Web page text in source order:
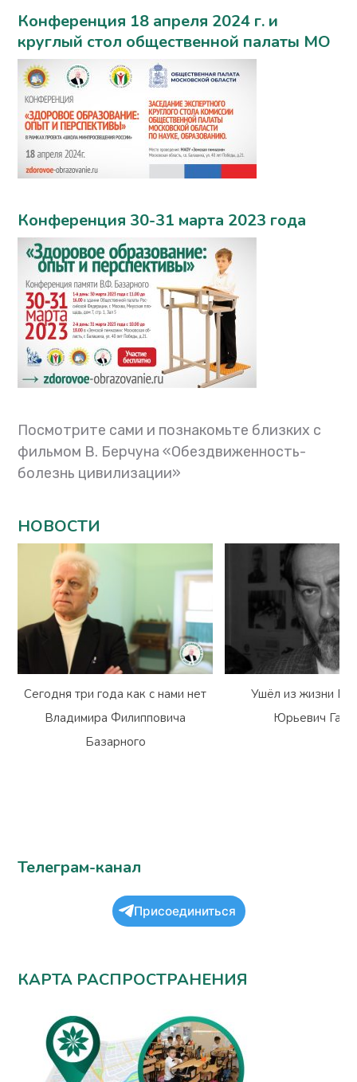
Конференция 18 апреля 2024 г. и
круглый стол общественной палаты МО
Конференция 30-31 марта 2023 года
Посмотрите сами и познакомьте близких с
фильмом В. Берчуна «Обездвиженность-
болезнь цивилизации»
НОВОСТИ
Сегодня три года как с нами нет
Владимира Филипповича
Базарного
Ушёл из жизни
Юрьевич
Телеграм-канал
Присоединиться
КАРТА РАСПРОСТРАНЕНИЯ